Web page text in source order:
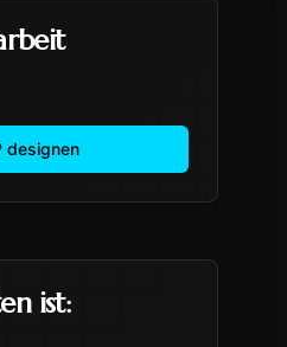
designen
ist: